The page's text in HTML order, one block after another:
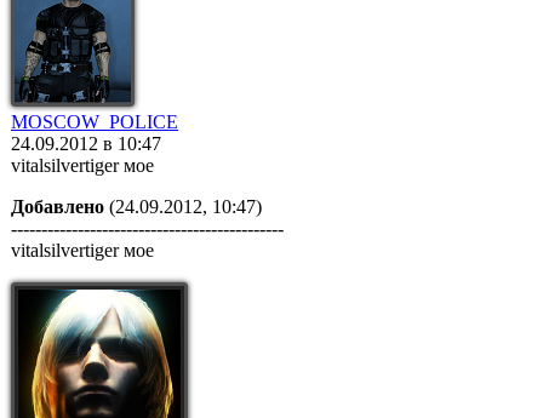
MOSCOW_POLICE
24.09.2012 в 10:47
vitalsilvertiger мое
Добавлено (24.09.2012, 10:47)
---------------------------------------------
vitalsilvertiger мое